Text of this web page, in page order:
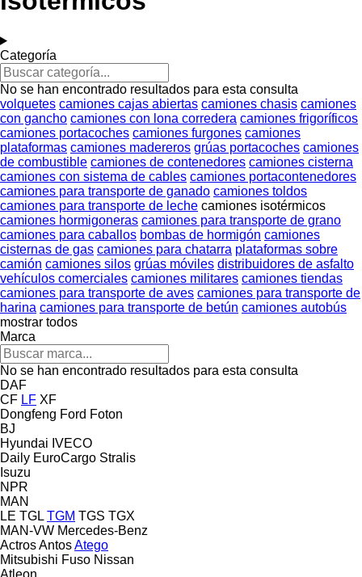
Categoría
No se han encontrado resultados para esta consulta
volquetes camiones cajas abiertas camiones chasis camiones
con gancho camiones con lona corredera camiones frigoríficos
camiones portacoches camiones furgones camiones
plataformas camiones madereros grúas portacoches camiones
de combustible camiones de contenedores camiones cisterna
camiones con sistema de cables camiones portacontenedores
camiones para transporte de ganado camiones toldos
camiones para transporte de leche camiones isotérmicos
camiones hormigoneras camiones para transporte de grano
camiones para caballos bombas de hormigón camiones
cisternas de gas camiones para chatarra plataformas sobre
camión camiones silos grúas móviles distribuidores de asfalto
vehículos comerciales camiones militares camiones tiendas
camiones para transporte de aves camiones para transporte de
harina camiones para transporte de betún camiones autobús
mostrar todos
Marca
No se han encontrado resultados para esta consulta
DAF
CF LF XF
Dongfeng Ford Foton
BJ
Hyundai IVECO
Daily EuroCargo Stralis
Isuzu
NPR
MAN
LE TGL TGM TGS TGX
MAN-VW Mercedes-Benz
ActrosAntosAtego
Mitsubishi Fuso Nissan
Atleon